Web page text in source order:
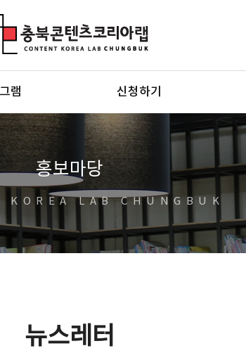
램 신청하기
홍보마당
KOREA LAB CHUNGBUK
뉴스레터